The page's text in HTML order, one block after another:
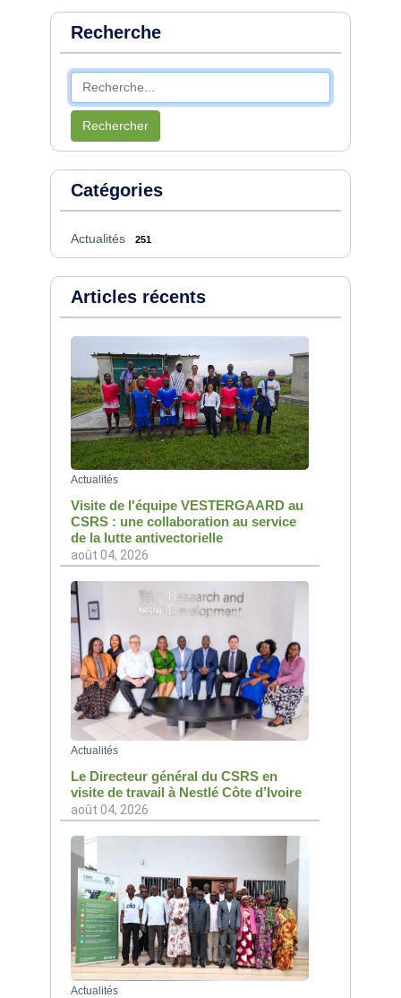
Recherche
Rechercher
Catégories
Actualités 251
Articles récents
Actualités
Visite de l'équipe VESTERGAARD au
CSRS : une collaboration au service
de la lutte antivectorielle
août 04, 2026
Actualités
Le Directeur général du CSRS en
visite de travail à Nestlé Côte d’Ivoire
août 04, 2026
Actualités